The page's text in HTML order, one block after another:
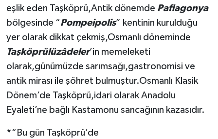
eşlik eden Taşköprü,Antik dönemde Paflagonya
bölgesinde “Pompeipolis” kentinin kurulduğu
yer olarak dikkat çekmiş,Osmanlı döneminde
Taşköprülüzâdeler’in memeleketi
olarak,günümüzde sarımsağı,gastronomisi ve
antik mirası ile şöhret bulmuştur.Osmanlı Klasik
Dönem’de Taşköprü,idari olarak Anadolu
Eyaleti’ne bağlı Kastamonu sancağının kazasıdır.
*“Bu gün Taşköprü’de
Hanönü Haberleri
İnebolu Haberleri
Küre Haberleri